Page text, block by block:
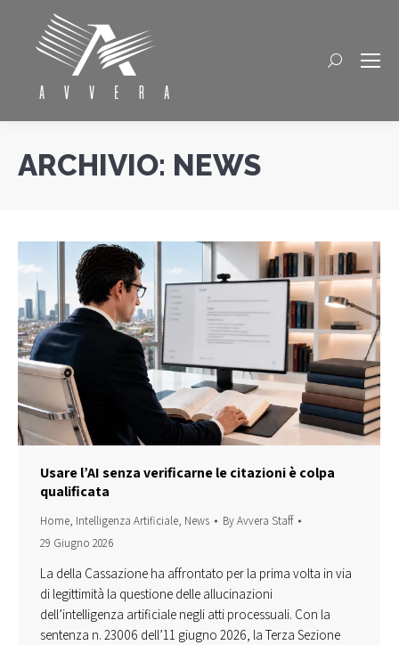
Cerca
ARCHIVIO: NEWS
Usare l’AI senza verificarne le citazioni è colpa
qualificata
Home, Intelligenza Artificiale, News ByAvvera Staff
29 Giugno 2026
La della Cassazione ha affrontato per la prima volta in via
di legittimità la questione delle allucinazioni
dell’intelligenza artificiale negli atti processuali. Con la
sentenza n. 23006 dell’11 giugno 2026, la Terza Sezione